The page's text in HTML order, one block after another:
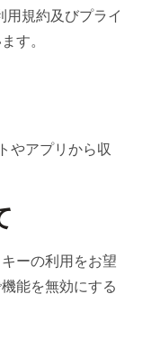
用規約及びプライ
す。
やアプリから収
ーの利用をお望
能を無効にする